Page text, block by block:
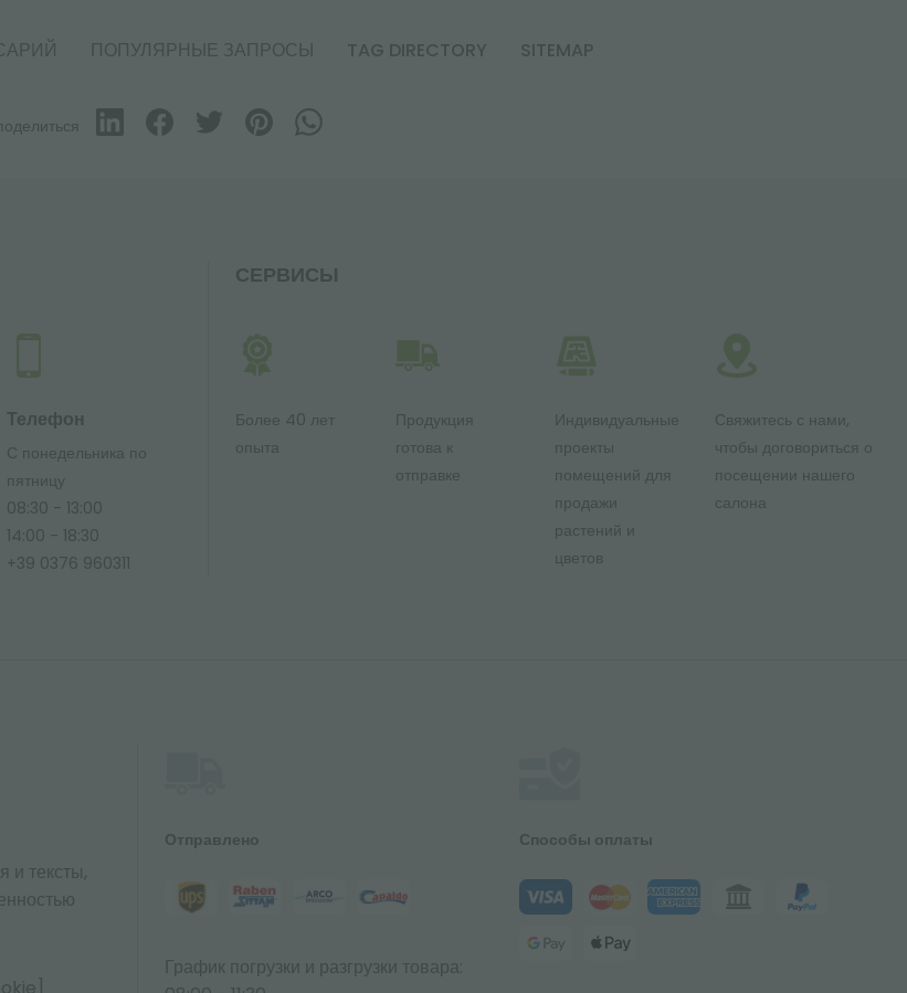
ПОПУЛЯРНЫЕ ЗАПРОСЫ TAG DIRECTORY SITEMAP
Телефон
С понедельника по
пятницу
08:30 - 13:00
14:00 - 18:30
+39 0376 960311
СЕРВИСЫ
Более 40 лет
опыта
Продукция
готова к
отправке
Индивидуальные
проекты
помещений для
продажи
растений и
цветов
Свяжитесь с нами,
чтобы договориться о
посещении нашего
салона
и тексты,
Отправлено
График погрузки и разгрузки товара:
Способы оплаты